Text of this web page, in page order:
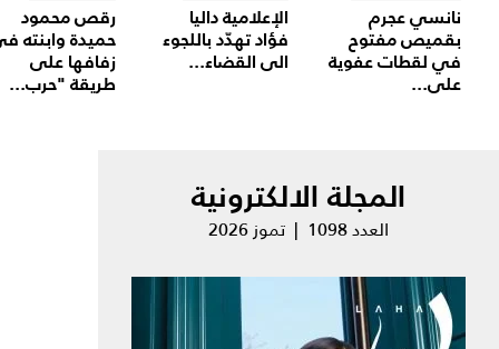
نانسي عجرم
بقميص مفتوح
في لقطات عفوية
على...
الإعلامية داليا
فؤاد تهدّد باللجوء
الى القضاء...
رقص محمود
حميدة وابنته
زفافها على
طريقة "حرب...
المجلة الالكترونية
العدد 1098 | تموز 2026